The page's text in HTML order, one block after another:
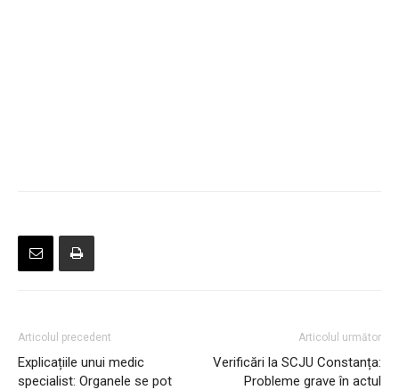
Articolul precedent
Explicațiile unui medic
specialist: Organele se pot
Articolul următor
Verificări la SCJU Constanța:
Probleme grave în actul